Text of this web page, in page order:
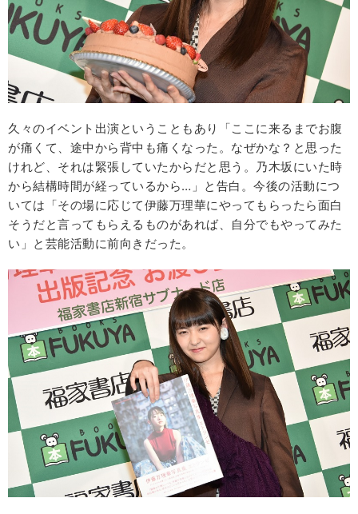
久々のイベント出演ということもあり「ここに来るまでお腹
が痛くて、途中から背中も痛くなった。なぜかな？と思った
けれど、それは緊張していたからだと思う。乃木坂にいた時
から結構時間が経っているから…」と告白。今後の活動につ
いては「その場に応じて伊藤万理華にやってもらったら面白
そうだと言ってもらえるものがあれば、自分でもやってみた
い」と芸能活動に前向きだった。